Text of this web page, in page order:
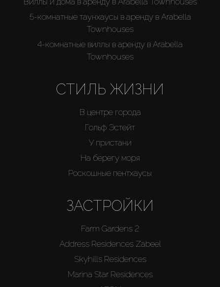
5-комнатные таунхаусы в аренду в Arabella
Townhouses
4-комнатные виллы в аренду в Arabella
Townhouses
СТИЛЬ ЖИЗНИ
В центре города
Гольф Эстейт
У пристани
На берегу моря
Роскошные пентхаусы
ЗАСТРОЙКИ
Farm Gardens 2
Address Residences Zabeel
Skyhills Residences
Marina Star Residences